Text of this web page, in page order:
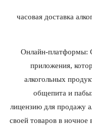
24-часовая доставка
Онлайн-платформы:
приложения,
алкогольных
общепита и
лицензию для продажу
своей товаров в